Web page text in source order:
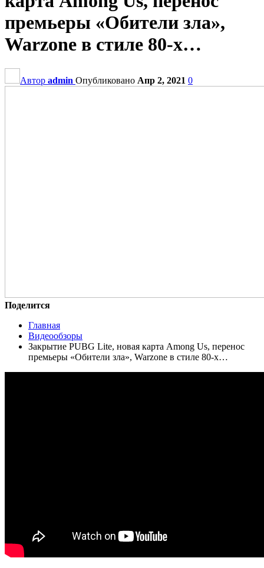
премьеры «Обители зла»,
Warzone в стиле 80-х…
Автор admin Опубликовано Апр 2, 2021 0
Поделится
Главная
Видеообзоры
Закрытие PUBG Lite, новая карта Among Us, перенос
премьеры «Обители зла», Warzone в стиле 80-х…